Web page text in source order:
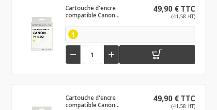
Cartouche d'encre
compatible Canon
49,90 € TTC
(41,58 HT)
1
 
Cartouche d'encre
compatible Canon
49,90 € TTC
(41,58 HT)